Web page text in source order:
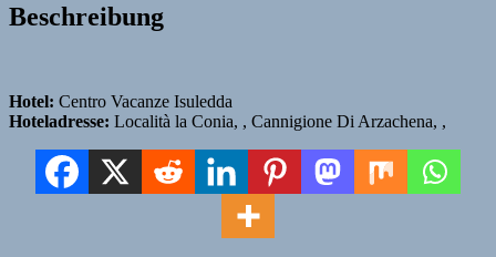
Beschreibung
Hotel: Centro Vacanze Isuledda
Hoteladresse: Località la Conia, , Cannigione Di Arzachena, ,